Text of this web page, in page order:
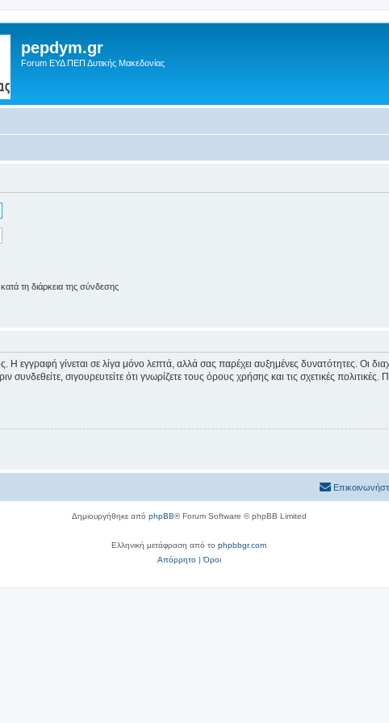
pepdym.gr
Forum ΕΥΔ ΠΕΠ Δυτικής Μακεδονίας
τη διάρκεια της σύνδεσης
Η εγγραφή γίνεται σε λίγα μόνο λεπτά, αλλά σας παρέχει αυξημένες δυνατότητες. Οι
σιγουρευτείτε ότι γνωρίζετε τους όρους χρήσης και τις σχετικές
Δημιουργήθηκε από phpBB® Forum Software © phpBB Limited
Ελληνική μετάφραση από το phpbbgr.com
Απόρρητο|Όροι